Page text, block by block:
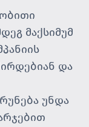
მაქსიმუმ
და
უნდა